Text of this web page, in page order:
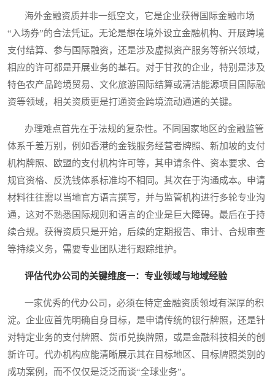
海外金融资质并非一纸空文，它是企业获得国际金融市场
“入场券”的合法凭证。无论是想在境外设立金融机构、开展跨境
支付结算、参与国际融资，还是涉及虚拟资产服务等新兴领域，
相应的许可都是开展业务的基石。对于甘孜的企业，特别是涉及
特色农产品跨境贸易、文化旅游国际结算或清洁能源项目国际融
资等领域，相关资质更是打通资金跨境流动通道的关键。
办理难点首先在于法规的复杂性。不同国家地区的金融监管
体系千差万别，例如香港的金钱服务经营者牌照、新加坡的支付
机构牌照、欧盟的支付机构许可等，其申请条件、资本要求、合
规官资格、反洗钱体系标准均不相同。其次在于沟通成本。申请
材料往往需以当地官方语言撰写，并与监管机构进行多轮专业沟
通，这对不熟悉国际规则和语言的企业是巨大障碍。最后在于持
续合规。获得资质只是开始，后续的定期报告、审计、合规审查
等持续义务，需要专业团队进行跟踪维护。
评估代办公司的关键维度一：专业领域与地域经验
一家优秀的代办公司，必须在特定金融资质领域有深厚的积
淀。企业应首先明确自身目标，是申请传统的银行牌照，还是针
对特定业务的支付牌照、货币兑换牌照，或是金融科技相关的创
新许可。代办机构应能清晰展示其在目标地区、目标牌照类别的
成功案例，而不仅仅是泛泛而谈“全球业务”。